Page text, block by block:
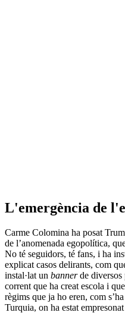
L'emergència de
Carme Colomina ha posat
de l’anomenada egopolítica,
No té seguidors, té fans, i ha
explicat casos delirants, com
instal·lat un bannerde diversos
corrent que ha creat escola i
règims que ja ho eren, com
Turquia, on ha estat